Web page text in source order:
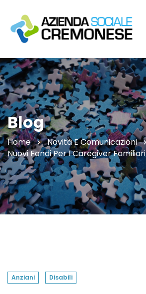
Blog
Home Novità E Comunicazioni
Nuovi Fondi Per I Caregiver Familiari
Anziani Disabili